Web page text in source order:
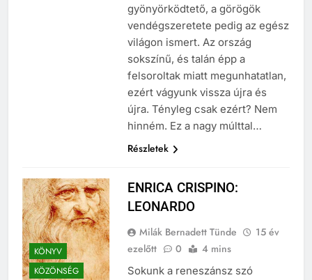
gyönyörködtető, a görögök
vendégszeretete pedig az egész
világon ismert. Az ország
sokszínű, és talán épp a
felsoroltak miatt megunhatatlan,
ezért vágyunk vissza újra és
újra. Tényleg csak ezért? Nem
hinném. Ez a nagy múlttal…
Részletek
KÖNYV
KÖZÖNSÉG
ENRICA CRISPINO:
LEONARDO
Milák Bernadett Tünde
15 év
ezelőtt
0 4 mins
Sokunk a reneszánsz szó